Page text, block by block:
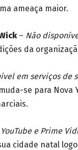
ameaça maior.
– Não
da
em serviços de
se para
e Prime
cidade natal